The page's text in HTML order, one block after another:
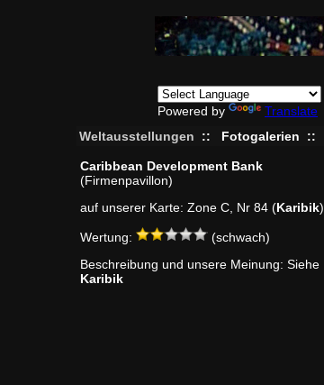
Powered by Translate
Weltausstellungen :: Fotogalerien ::
Caribbean Development Bank
(Firmenpavillon)
auf unserer Karte: Zone C, Nr 84 (Karibik)
Wertung:
(schwach)
Beschreibung und unsere Meinung: Siehe
Karibik